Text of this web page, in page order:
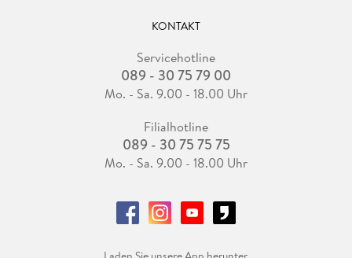
KONTAKT
Servicehotline
089 - 30 75 79 00
Mo. - Sa. 9.00 - 18.00 Uhr
Filialhotline
089 - 30 75 75 75
Mo. - Sa. 9.00 - 18.00 Uhr